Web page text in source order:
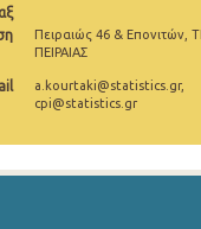
2024
2024
2024
2024
2024
Πειραιώς 46 & Επονιτών,
ΠΕΙΡΑΙΑΣ
a.kourtaki@statistics.gr,
cpi@statistics.gr